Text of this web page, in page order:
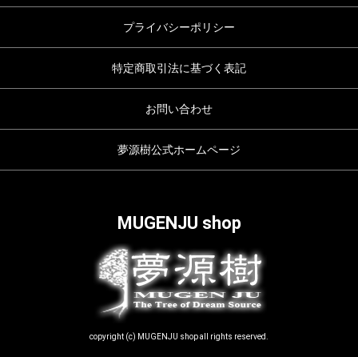
プライバシーポリシー
特定商取引法に基づく表記
お問い合わせ
夢源樹公式ホームページ
MUGENJU shop
copyright (c) MUGENJU shop all rights reserved.